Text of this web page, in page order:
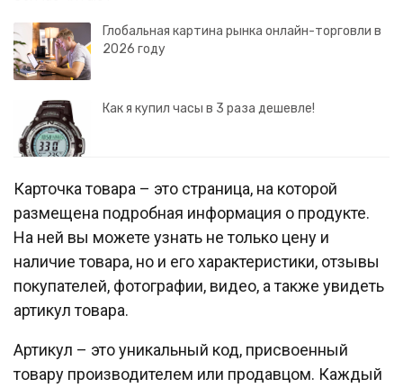
Глобальная картина рынка онлайн-торговли в
2026 году
Как я купил часы в 3 раза дешевле!
Карточка товара – это страница, на которой
размещена подробная информация о продукте.
На ней вы можете узнать не только цену и
наличие товара, но и его характеристики, отзывы
покупателей, фотографии, видео, а также увидеть
артикул товара.
Артикул – это уникальный код, присвоенный
товару производителем или продавцом. Каждый